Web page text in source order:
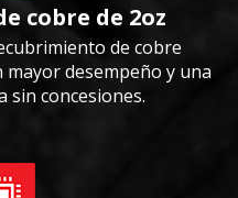
cobre de 2oz
de cobre
desempeño y una
sin concesiones.